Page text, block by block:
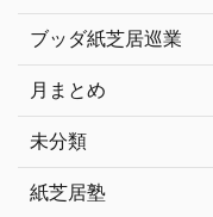
ブッダ紙芝居巡業
月まとめ
未分類
紙芝居塾